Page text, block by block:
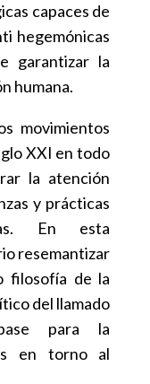
capaces de
hegemónicas
garantizar la
humana.
movimientos
XXI en todo
la atención
y prácticas
En esta
resemantizar
filosofía de la
del llamado
para la
en torno al